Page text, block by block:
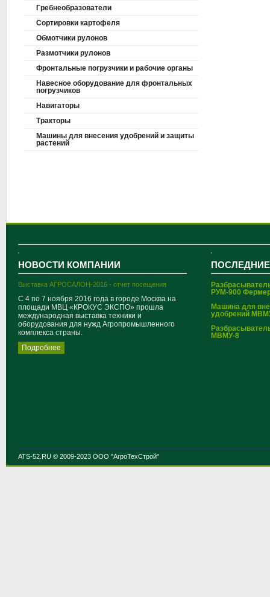
Гребнеобразователи
Сортировки картофеля
Обмотчики рулонов
Размотчики рулонов
Фронтальные погрузчики и рабочие органы
Навесное оборудование для фронтальных
погрузчиков
Навигаторы
Тракторы
Машины для внесения удобрений и защиты
растений
НОВОСТИ КОМПАНИИ
Выставка АГРОСАЛОН-2016 - отчет посещения
С 4 по 7 ноября 2016 года в городе Москва на
площади МВЦ «КРОКУС ЭКСПО» прошла
международная выставка техники и
оборудования для нужд Агропромышленного
комплекса страны.
Подробнее
РУМ-900
Машина для
удобрений
МВМУ-8
ATS-52.RU © 2009-2023 ООО "АгроТехСтрой"